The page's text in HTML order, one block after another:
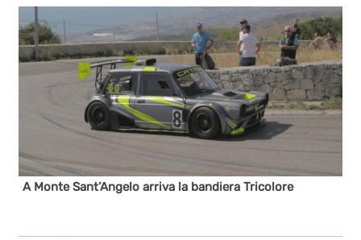
A Monte Sant’Angelo arriva la bandiera Tricolore